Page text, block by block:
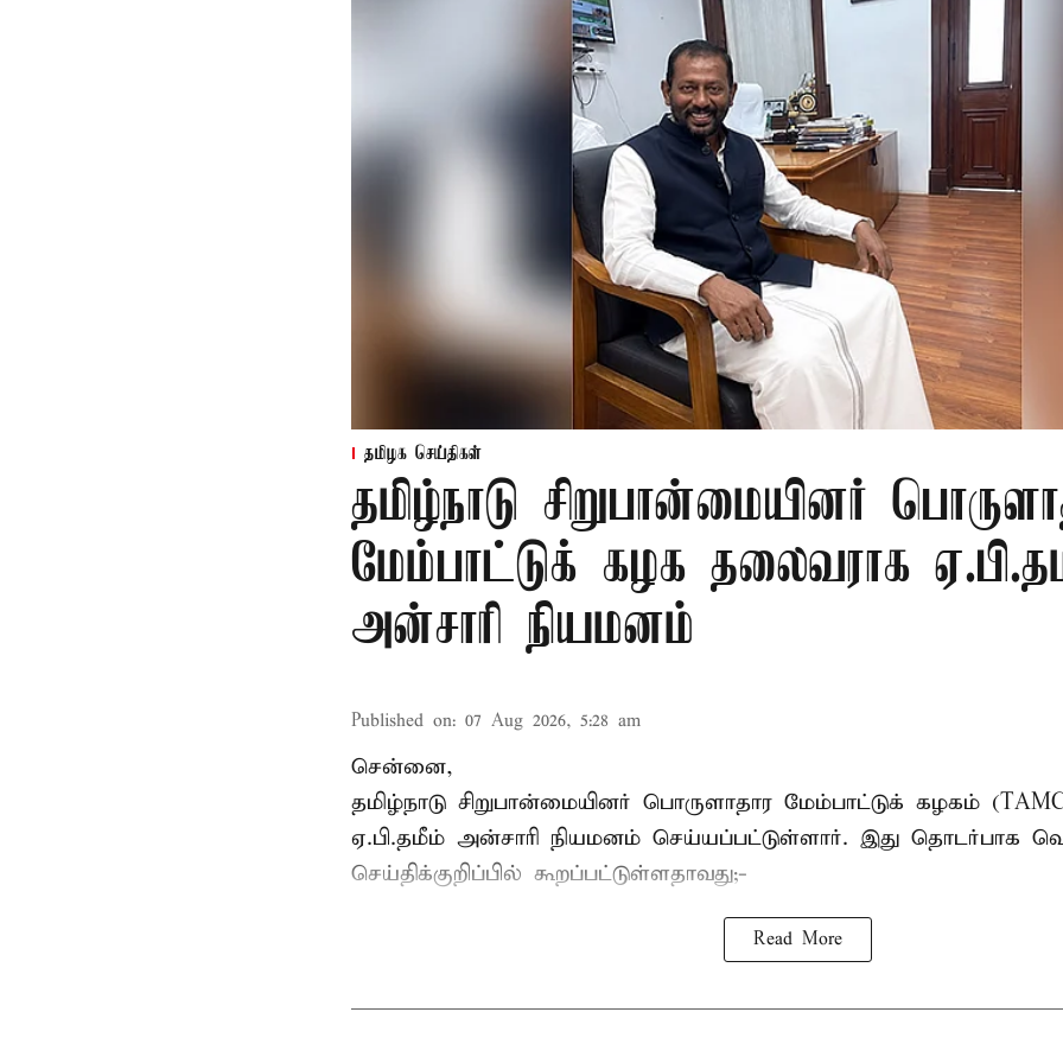
தமிழக செய்திகள்
தமிழ்நாடு சிறுபான்மையினர்
மேம்பாட்டுக் கழக தலைவராக
அன்சாரி நியமனம்
Published on: 07 Aug 2026, 5:28 am
சென்னை,
தமிழ்நாடு சிறுபான்மையினர் பொருளாதார மேம்பாட்டுக் கழகம்
ஏ.பி.தமீம் அன்சாரி நியமனம் செய்யப்பட்டுள்ளார். இது தொடர்பாக
செய்திக்குறிப்பில் கூறப்பட்டுள்ளதாவது;-
Read More